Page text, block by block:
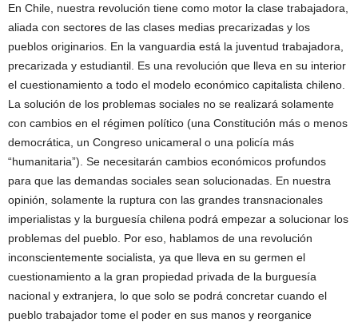
En Chile, nuestra revolución tiene como motor la clase trabajadora,
aliada con sectores de las clases medias precarizadas y los
pueblos originarios. En la vanguardia está la juventud trabajadora,
precarizada y estudiantil. Es una revolución que lleva en su interior
el cuestionamiento a todo el modelo económico capitalista chileno.
La solución de los problemas sociales no se realizará solamente
con cambios en el régimen político (una Constitución más o menos
democrática, un Congreso unicameral o una policía más
“humanitaria”). Se necesitarán cambios económicos profundos
para que las demandas sociales sean solucionadas. En nuestra
opinión, solamente la ruptura con las grandes transnacionales
imperialistas y la burguesía chilena podrá empezar a solucionar los
problemas del pueblo. Por eso, hablamos de una revolución
inconscientemente socialista, ya que lleva en su germen el
cuestionamiento a la gran propiedad privada de la burguesía
nacional y extranjera, lo que solo se podrá concretar cuando el
pueblo trabajador tome el poder en sus manos y reorganice